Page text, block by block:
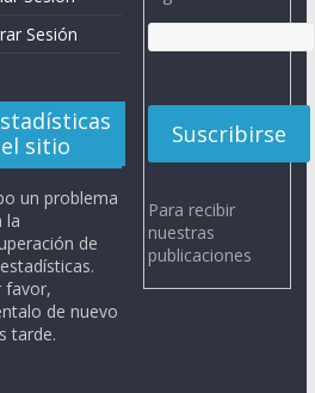
Sesión
sitio
un problema
la
de
favor,
de nuevo
tarde.
Para recibir
nuestras
publicaciones